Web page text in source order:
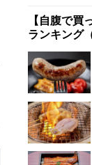
【自腹で
ランキング